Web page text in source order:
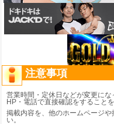
注意事項
営業時間・定休日などが変更にな
HP・電話で直接確認をすること
掲載内容を、他のホームページ
い。